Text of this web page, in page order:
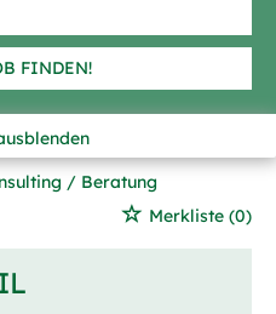
FINDEN!
/ Beratung
Merkliste (0)